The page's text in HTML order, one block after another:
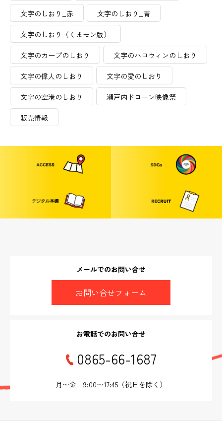
文字のしおり_赤 文字のしおり_青
文字のしおり（くまモン版）
文字のカープのしおり 文字のハロウィンのしおり
文字の偉人のしおり 文字の愛のしおり
文字の空港のしおり 瀬戸内ドローン映像祭
販売情報
メールでのお問い合せ
お問い合せフォーム
お電話でのお問い合せ
0865-66-1687
月〜金 9:00〜17:45（祝日を除く）